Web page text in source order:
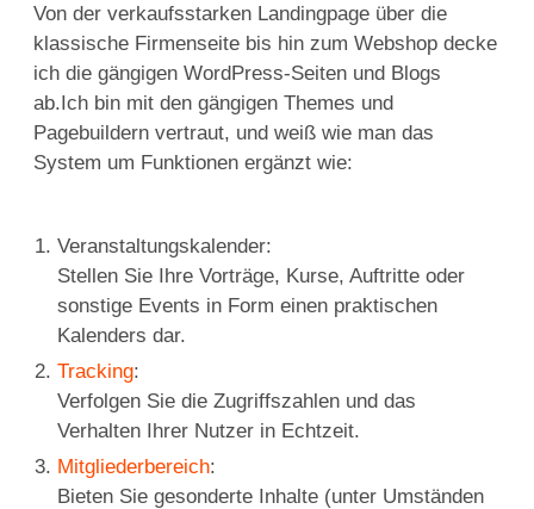
Von der verkaufsstarken Landingpage über die
klassische Firmenseite bis hin zum Webshop decke
ich die gängigen WordPress-Seiten und Blogs
ab.Ich bin mit den gängigen Themes und
Pagebuildern vertraut, und weiß wie man das
System um Funktionen ergänzt wie:
Veranstaltungskalender:
Stellen Sie Ihre Vorträge, Kurse, Auftritte oder
sonstige Events in Form einen praktischen
Kalenders dar.
Tracking:
Verfolgen Sie die Zugriffszahlen und das
Verhalten Ihrer Nutzer in Echtzeit.
Mitgliederbereich:
Bieten Sie gesonderte Inhalte (unter Umständen